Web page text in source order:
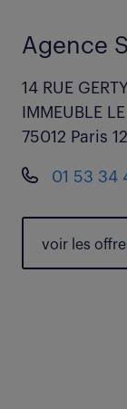
Agence
14 RUE
IMMEUBLE
75012 Paris 12
01 53 34
voir les